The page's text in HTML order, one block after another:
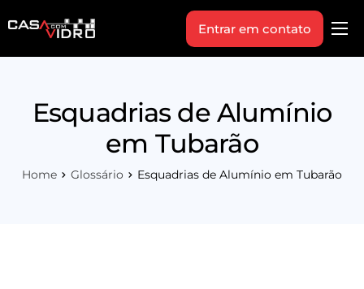
Produtos
Indique+
Entrar em contato
Esquadrias de Alumínio
em Tubarão
Home Glossário Esquadrias de Alumínio em Tubarão